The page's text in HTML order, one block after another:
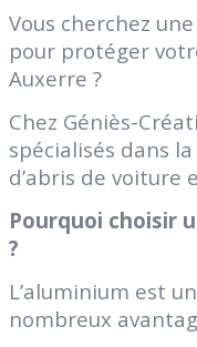
Vous cherchez
pour protéger
Auxerre ?
Chez Géniès-
spécialisés dans
d’abris de voiture
Pourquoi choisir
?
L’aluminium est
nombreux